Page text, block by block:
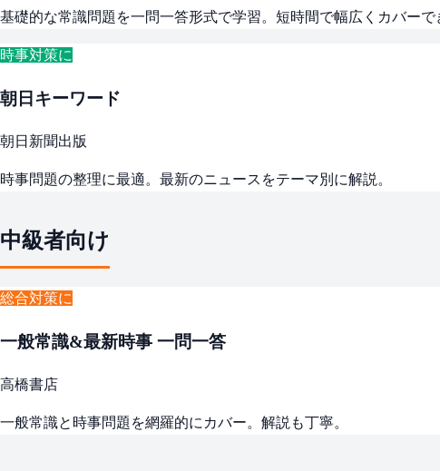
基礎的な常識問題を一問一答形式で学習。短時間で幅広くカバーで
時事対策に
朝日キーワード
朝日新聞出版
時事問題の整理に最適。最新のニュースをテーマ別に解説。
中級者向け
総合対策に
一般常識&最新時事 一問一答
高橋書店
一般常識と時事問題を網羅的にカバー。解説も丁寧。